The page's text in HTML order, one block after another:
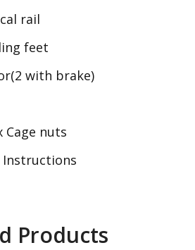
rail
feet
with brake)
Cage nuts
Instructions
Products